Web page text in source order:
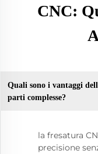
CNC:
Quali sono i vantaggi
parti complesse?
la fresatura
precisione